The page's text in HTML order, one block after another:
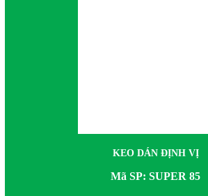
KEO DÁN ĐỊNH VỊ
Mã SP: SUPER 85